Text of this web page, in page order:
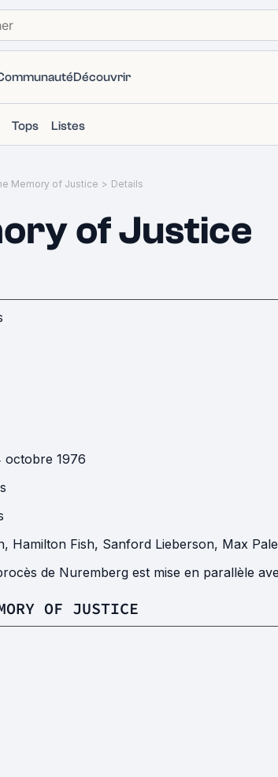
Découvrir
Tops Listes
Memory of Justice > Details
of Justice
octobre 1976
, Hamilton Fish, Sanford Lieberson, Max
de Nuremberg est mise en parallèle
OF JUSTICE